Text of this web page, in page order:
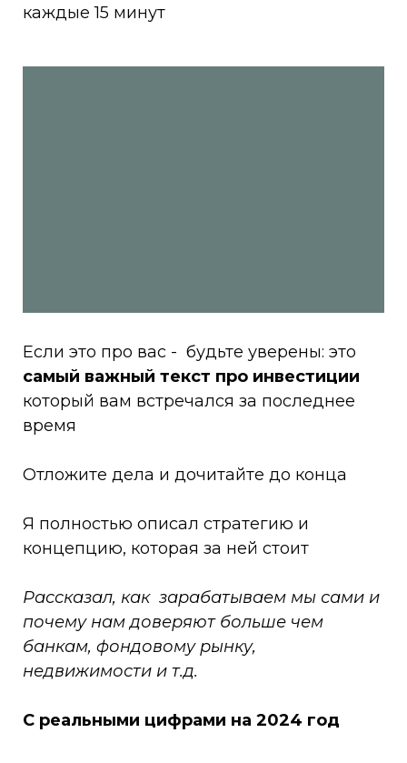
каждые 15 минут
Если это про вас - будьте уверены: это
самый важный текст про инвестиции
который вам встречался за последнее
время
Отложите дела и дочитайте до конца
Я полностью описал стратегию и
концепцию, которая за ней стоит
Рассказал, как зарабатываем мы сами и
почему нам доверяют больше чем
банкам, фондовому рынку,
недвижимости и т.д.
С реальными цифрами на 2024 год